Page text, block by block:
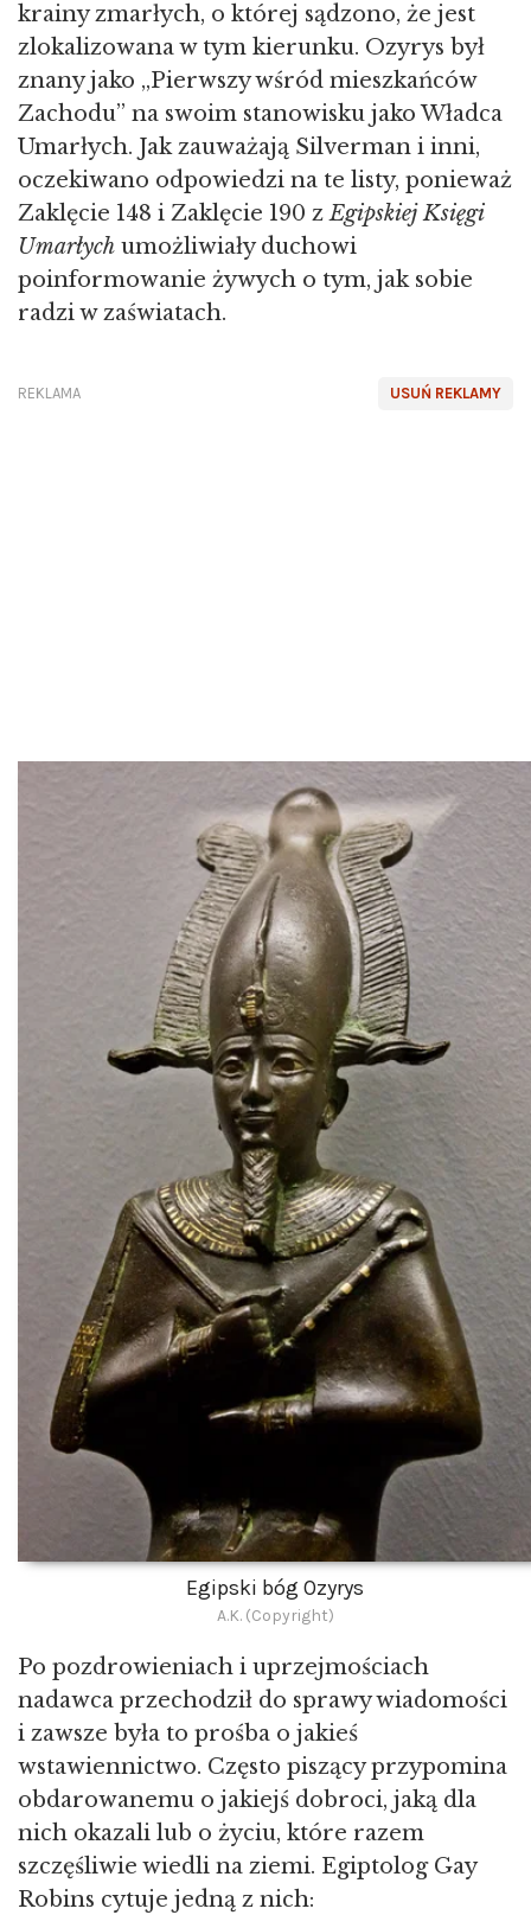
krainy zmarłych, o której sądzono, że jest
zlokalizowana w tym kierunku. Ozyrys był
znany jako „Pierwszy wśród mieszkańców
Zachodu” na swoim stanowisku jako Władca
Umarłych. Jak zauważają Silverman i inni,
oczekiwano odpowiedzi na te listy, ponieważ
Zaklęcie 148 i Zaklęcie 190 zEgipskiej Księgi
Umarłych umożliwiały duchowi
poinformowanie żywych o tym, jak sobie
radzi w zaświatach.
USUŃ REKLAMY
REKLAMA
Egipski bóg Ozyrys
A.K. (Copyright)
Po pozdrowieniach i uprzejmościach
nadawca przechodził do sprawy wiadomości
i zawsze była to prośba o jakieś
wstawiennictwo. Często piszący przypomina
obdarowanemu o jakiejś dobroci, jaką dla
nich okazali lub o życiu, które razem
szczęśliwie wiedli na ziemi. Egiptolog Gay
Robins cytuje jedną z nich: